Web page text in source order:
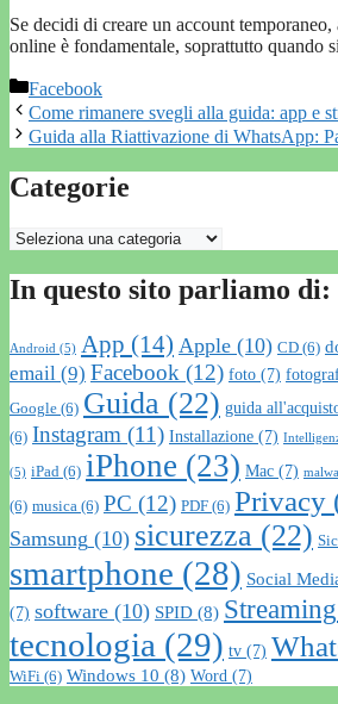
Se decidi di creare un account
online è fondamentale, soprattutto quando
Categorie
Facebook
Come rimanere svegli alla guida: app e
Guida alla Riattivazione di WhatsApp:
Categorie
Categorie
In questo sito parliamo di:
Android (5) App (14) Apple (10) CD (6)
email (9) Facebook (12) foto (7)
Google (6) Guida (22) guida
(6) Instagram (11) Installazione (7)
(5) iPad (6) iPhone (23) Mac (7)
(6) musica (6) PC (12) PDF (6) Privacy
Samsung (10) sicurezza (22)
smartphone (28) Social
(7) software (10) SPID (8) Streaming
tecnologia (29) tv (7)
WiFi (6) Windows 10 (8) Word (7)